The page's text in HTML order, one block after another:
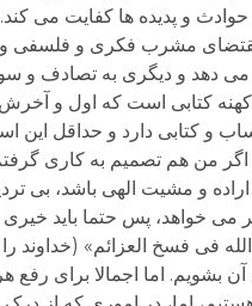
مشرب فکری و فلسفی و
می دهد و دیگری به تصادف و
کتابی است که اول و آخرش
و کتابی دارد و حداقل
هم تصمیم به کاری گرفتم
و مشیت الهی باشد، بی
می خواهد، پس حتما باید
بشویم. اما اجمالا برای رفع